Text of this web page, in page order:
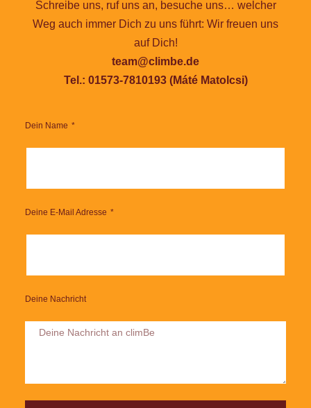
Schreibe uns, ruf uns an, besuche uns… welcher
Weg auch immer Dich zu uns führt: Wir freuen uns
auf Dich!
team@climbe.de
Tel.: 01573-7810193 (Máté Matolcsi)
Dein Name
Deine E-Mail Adresse
Deine Nachricht